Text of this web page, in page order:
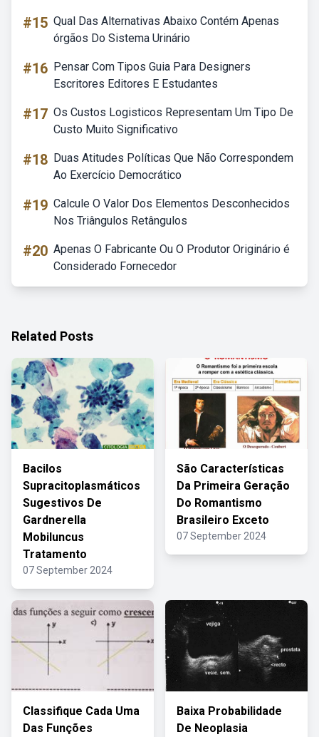
#15 Qual Das Alternativas Abaixo Contém Apenas
órgãos Do Sistema Urinário
#16 Pensar Com Tipos Guia Para Designers
Escritores Editores E Estudantes
#17 Os Custos Logisticos Representam Um Tipo De
Custo Muito Significativo
#18 Duas Atitudes Políticas Que Não Correspondem
Ao Exercício Democrático
#19 Calcule O Valor Dos Elementos Desconhecidos
Nos Triângulos Retângulos
#20 Apenas O Fabricante Ou O Produtor Originário é
Considerado Fornecedor
Related Posts
Bacilos
Supracitoplasmáticos
Sugestivos De
Gardnerella
Mobiluncus
Tratamento
07 September 2024
São Características
Da Primeira Geração
Do Romantismo
Brasileiro Exceto
07 September 2024
Classifique Cada Uma
Das Funções
Baixa Probabilidade
De Neoplasia